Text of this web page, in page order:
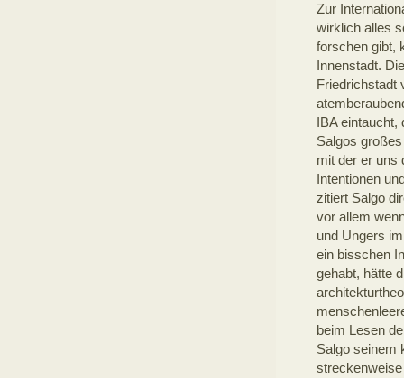
Zur
wirklich alles
forschen gibt,
Innenstadt.
Friedrichstadt
IBA
Salgos
mit der er uns
Intentionen
zitiert Salgo
vor allem
und Ungers
ein bisschen
gehabt, hätte
beim Lesen
Salgo seinem